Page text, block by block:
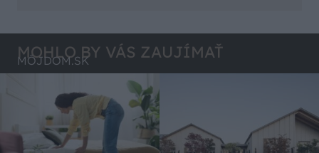
MOHLO BY VÁS ZAUJÍMAŤ
MÔJDOM.SK